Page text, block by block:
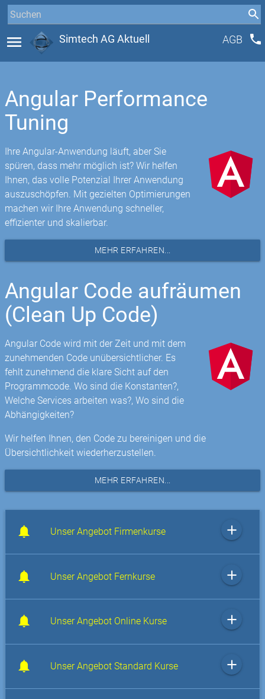
menu Simtech AG Aktuell AGB phone
Angular Performance
Tuning
Ihre Angular-Anwendung läuft, aber Sie
spüren, dass mehr möglich ist? Wir helfen
Ihnen, das volle Potenzial Ihrer Anwendung
auszuschöpfen. Mit gezielten Optimierungen
machen wir Ihre Anwendung schneller,
effizienter und skalierbar.
MEHR ERFAHREN...
Angular Code aufräumen
(Clean Up Code)
Angular Code wird mit der Zeit und mit dem
zunehmenden Code unübersichtlicher. Es
fehlt zunehmend die klare Sicht auf den
Programmcode. Wo sind die Konstanten?,
Welche Services arbeiten was?, Wo sind die
Abhängigkeiten?
Wir helfen Ihnen, den Code zu bereinigen und die
Übersichtlichkeit wiederherzustellen.
MEHR ERFAHREN...
Unser Angebot Firmenkurse add
Unser Angebot Fernkurse add
Unser Angebot Online Kurse add
Unser Angebot Standard Kurse add